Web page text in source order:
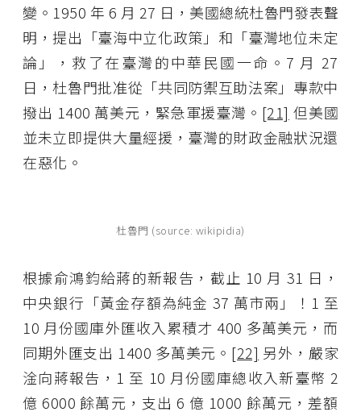
變。1950 年 6 月 27 日，美國總統杜魯門發表聲
明，提出「臺海中立化政策」和「臺灣地位未定
論」，救了在臺灣的中華民國一命。7 月 27
日，杜魯門批准從「共同防禦互助法案」專款中
撥出 1400 萬美元，緊急軍援臺灣。 [21] 但美國
並未立即提供大量經援，臺灣的財政金融狀況還
在惡化。
杜魯門 (source: wikipidia)
根據俞鴻鈞給蔣的新報告，截止 10 月 31 日，
中央銀行「黃金存額為純金 37 萬市兩」！1 至
10 月份國庫外匯收入累積才 400 多萬美元，而
同期外匯支出 1400 多萬美元。 [22] 另外，嚴家
淦向蔣報告，1 至 10 月份國庫總收入新臺幣 2
億 6000 餘萬元，支出 6 億 1000 餘萬元，差額